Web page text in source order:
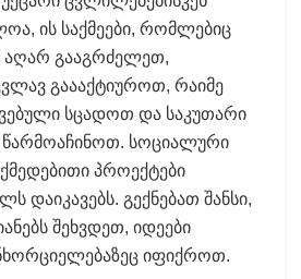
ის საქმეები, რომლებიც
აღარ გააგრძელეთ,
გაააქტიუროთ, რაიმე
სცადოთ და საკუთარი
სოციალური
პროექტები
დაიკავებს. გექნებათ შანსი,
შეხვდეთ, იდეები
იფიქროთ.